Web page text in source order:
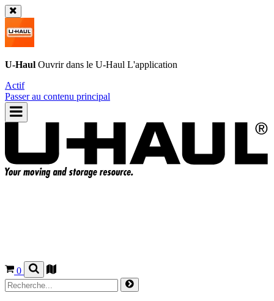
U-Haul Ouvrir dans le U-Haul L'application
Actif
Passer au contenu principal
0